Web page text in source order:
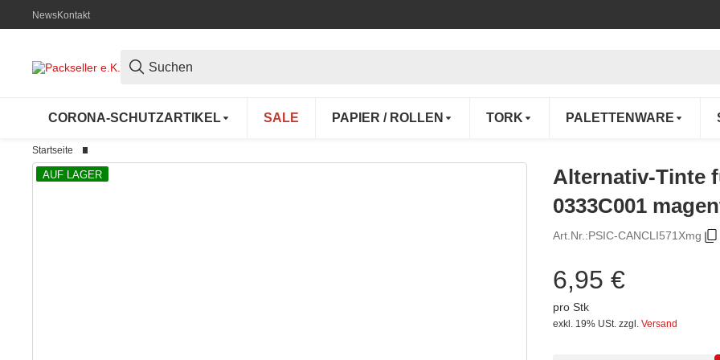
NewsKontakt
CORONA-SCHUTZARTIKEL SALE PAPIER / ROLLEN TORK PALETTENWARE
Startseite
AUF LAGER
Alternativ-Tinte
0333C001
Art.Nr.:PSIC-CANCLI571Xmg
6,95 €
pro Stk
exkl. 19% USt. zzgl. Versand